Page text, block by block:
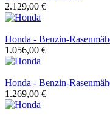
2.129,00 €
Honda - Benzin-
1.056,00 €
Honda - Benzin-
1.269,00 €